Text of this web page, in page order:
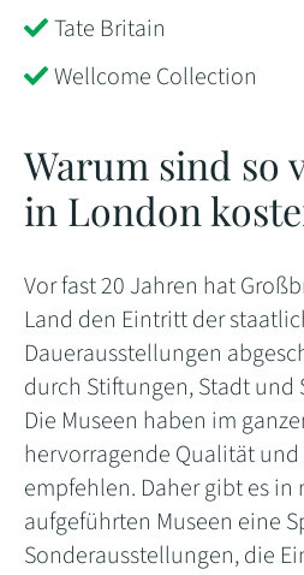
Tate Britain
Wellcome Collection
Warum sind so
in London
Vor fast 20 Jahren hat
Land den Eintritt der
Dauerausstellungen
durch Stiftungen, Stadt und
Die Museen haben im
hervorragende Qualität
empfehlen. Daher gibt es in
aufgeführten Museen eine
Sonderausstellungen, die